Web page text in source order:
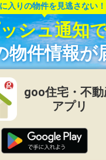
入りの物件を見逃さない！
シュ通知
物件情報が
goo住宅・不
アプリ